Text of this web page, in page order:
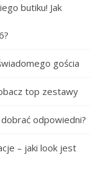
butiku! Jak
gościa
top zestawy
odpowiedni?
– jaki look jest